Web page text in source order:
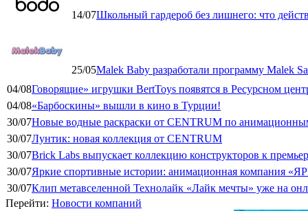
14/07Школьный гардероб без лишнего: что
25/05Malek Baby разработали программу Malek
04/08Говорящие» игрушки BertToys появятся в Ресурсном
04/08«Барбоскины» вышли в кино в Турции!
30/07Новые водные раскраски от CENTRUM по
30/07Лунтик: новая коллекция от CENTRUM
30/07Brick Labs выпускает коллекцию конструкторов к
30/07Яркие спортивные истории: анимационная компания
30/07Клип метавселенной Технолайк «Лайк мечты» уже на
Перейти: Новости компаний